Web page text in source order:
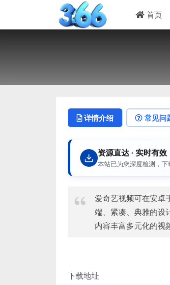
首页
详情介绍 常见问
资源直达 · 实时有效
本站已为您深度检测，
爱奇艺视频可在安卓
端、紧凑、典雅的设
内容丰富多元化的视
下载地址